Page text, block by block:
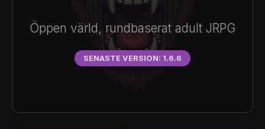
Öppen värld, rundbaserat adult JRPG
SENASTE VERSION: 1.6.6